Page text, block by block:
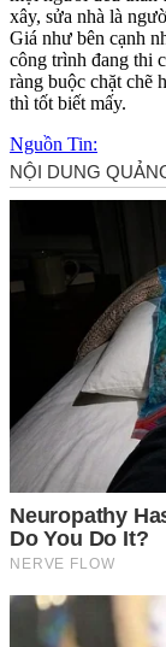
xây, sửa nhà là
Giá như bên cạnh
công trình đang thi
ràng buộc chặt chẽ
thì tốt biết mấy.
Nguồn Tin: